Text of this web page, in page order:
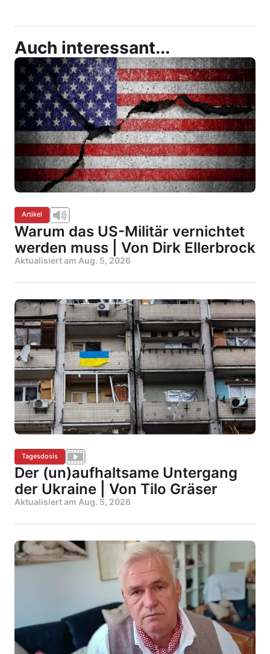
Auch interessant...
Artikel
Warum das US-Militär vernichtet
werden muss | Von Dirk Ellerbrock
Aktualisiert am Aug. 5, 2026
Tagesdosis
Der (un)aufhaltsame Untergang
der Ukraine | Von Tilo Gräser
Aktualisiert am Aug. 5, 2026